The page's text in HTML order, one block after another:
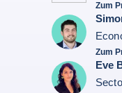
Zum
Erwan
Zum
Simon
Eve